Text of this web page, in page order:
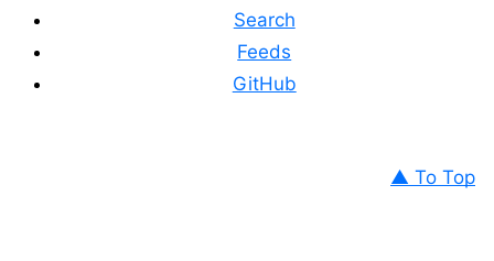
Search
Feeds
GitHub
▲ To Top